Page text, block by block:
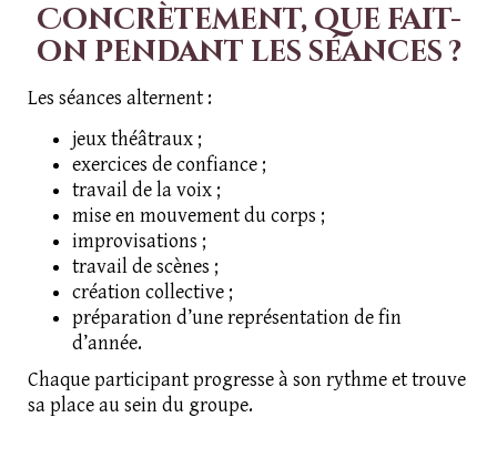
Concrètement, que fait-
on pendant les séances ?
Les séances alternent :
jeux théâtraux ;
exercices de confiance ;
travail de la voix ;
mise en mouvement du corps ;
improvisations ;
travail de scènes ;
création collective ;
préparation d’une représentation de fin
d’année.
Chaque participant progresse à son rythme et trouve
sa place au sein du groupe.